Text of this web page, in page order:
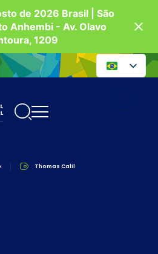
de 2026 Brasil | São
Anhembi - Av. Olavo
1209
Thomas Calil